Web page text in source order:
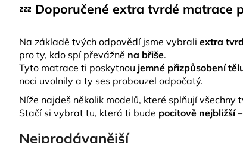
💤 Doporučené extra tvrdé matrace
Na základě tvých odpovědí jsme vybrali extra
pro ty, kdo spí převážně na břiše.
Tyto matrace ti poskytnou jemné přizpůsobení
noci uvolnily a ty ses probouzel odpočatý.
Níže najdeš několik modelů, které splňují všechny
Stačí si vybrat tu, která ti bude pocitově nejbližší–
Nejprodávanější